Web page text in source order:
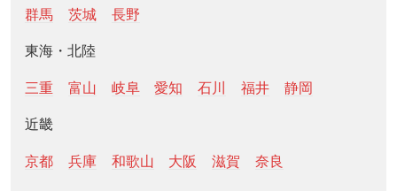
群馬
茨城 長野
東海・北陸
三重 富山 岐阜 愛知 石川 福井 静岡
近畿
京都 兵庫 和歌山 大阪 滋賀 奈良